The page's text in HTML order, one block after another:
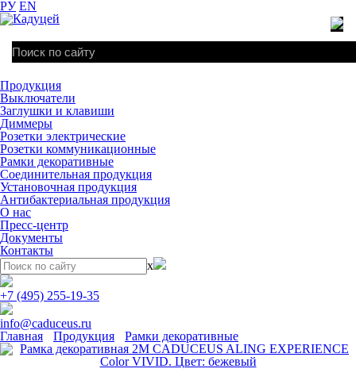
РУ EN
Продукция
Выключатели
Заглушки и клавиши
Диммеры
Розетки электрические
Розетки коммуникационные
Рамки декоративные
Соединительная продукция
Установочная продукция
Антибактериальная продукция
О нас
Пресс-центр
Документы
Контакты
x
+7 (495) 255-19-35
info@caduceus.ru
Главная
Продукция Рамки декоративные